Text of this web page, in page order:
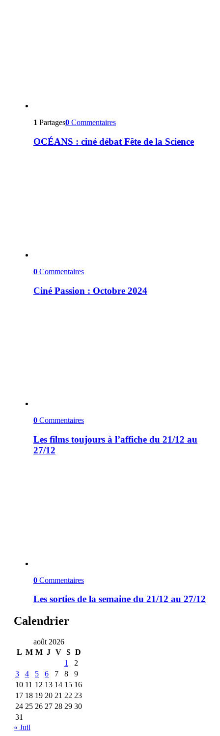
1 Partages0 Commentaires
OCÉANS : ciné débat Fête de la Science
0 Commentaires
Ciné Passion : Octobre 2024
0 Commentaires
Les films toujours à l’affiche du 21/12 au
27/12
0 Commentaires
Les sorties de la semaine du 21/12 au 27/12
Calendrier
août 2026
L M M J V S D
1
2
3
4 5 6 7 8
9
10 11 12 13 14 15 16
17 18 19 20 21 22 23
24 25 26 27 28 29 30
31
« Juil